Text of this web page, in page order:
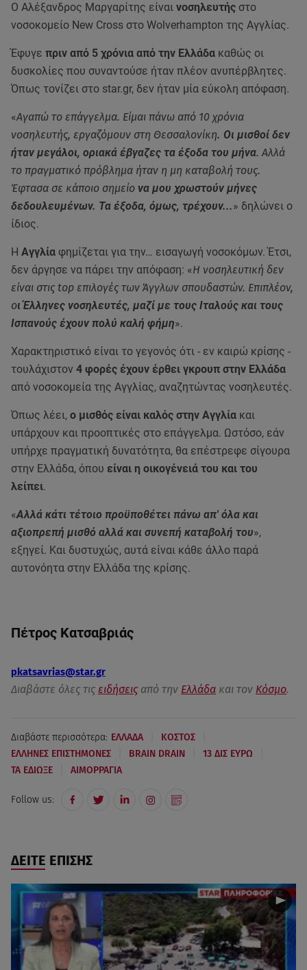
Ο Αλέξανδρος Μαργαρίτης είναι νοσηλευτής στο
νοσοκομείο New Cross στο Wolverhampton της Αγγλίας.
Έφυγε πριν από 5 χρόνια από την Ελλάδα καθώς οι
δυσκολίες που συναντούσε ήταν πλέον ανυπέρβλητες.
Όπως τονίζει στο star.gr, δεν ήταν μία εύκολη απόφαση.
«Αγαπώ το επάγγελμα. Είμαι πάνω από 10 χρόνια
νοσηλευτής, εργαζόμουν στη Θεσσαλονίκη. Οι μισθοί δεν
ήταν μεγάλοι, οριακά έβγαζες τα έξοδα του μήνα. Αλλά
το πραγματικό πρόβλημα ήταν η μη καταβολή τους.
Έφτασα σε κάποιο σημείο να μου χρωστούν μήνες
δεδουλευμένων. Τα έξοδα, όμως, τρέχουν...» δηλώνει ο
ίδιος.
Η Αγγλία φημίζεται για την… εισαγωγή νοσοκόμων. Έτσι,
δεν άργησε να πάρει την απόφαση: «Η νοσηλευτική δεν
είναι στις top επιλογές των Άγγλων σπουδαστών. Επιπλέον,
οι Έλληνες νοσηλευτές, μαζί με τους Ιταλούς και τους
Ισπανούς έχουν πολύ καλή φήμη».
Χαρακτηριστικό είναι το γεγονός ότι - εν καιρώ κρίσης -
τουλάχιστον 4 φορές έχουν έρθει γκρουπ στην Ελλάδα
από νοσοκομεία της Αγγλίας, αναζητώντας νοσηλευτές.
Όπως λέει, ο μισθός είναι καλός στην Αγγλία και
υπάρχουν και προοπτικές στο επάγγελμα. Ωστόσο, εάν
υπήρχε πραγματική δυνατότητα, θα επέστρεφε σίγουρα
στην Ελλάδα, όπου είναι η οικογένειά του και του
λείπει.
«Αλλά κάτι τέτοιο προϋποθέτει πάνω απ' όλα και
αξιοπρεπή μισθό αλλά και συνεπή καταβολή του»,
εξηγεί. Και δυστυχώς, αυτά είναι κάθε άλλο παρά
αυτονόητα στην Ελλάδα της κρίσης.
Πέτρος Κατσαβριάς
pkatsavrias@star.gr
Διαβάστε όλες τις ειδήσεις από την Ελλάδα και τον Κόσμο.
Διαβάστε περισσότερα: ΕΛΛΑΔΑ ΚΟΣΤΟΣ
ΕΛΛΗΝΕΣ ΕΠΙΣΤΗΜΟΝΕΣ BRAIN DRAIN 13 ΔΙΣ ΕΥΡΩ
ΤΑ ΕΔΙΩΞΕ ΑΙΜΟΡΡΑΓΙΑ
Follow us:
ΔΕΙΤΕ ΕΠΙΣΗΣ